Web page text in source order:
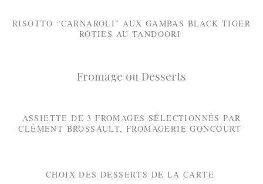
RISOTTO “CARNAROLI” AUX GAMBAS BLACK TIGER
RÔTIES AU TANDOORI
Fromage ou Desserts
ASSIETTE DE 3 FROMAGES SÉLECTIONNÉS PAR
CLÉMENT BROSSAULT, FROMAGERIE GONCOURT
CHOIX DES DESSERTS DE LA CARTE